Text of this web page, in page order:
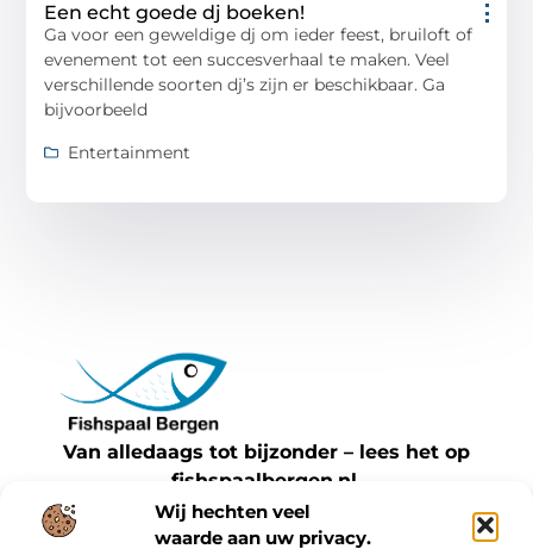
Wij hechten veel
waarde aan uw privacy.
Een echt goede dj boeken!
Ga voor een geweldige dj om ieder feest, bruiloft of
evenement tot een succesverhaal te maken. Veel
verschillende soorten dj’s zijn er beschikbaar. Ga
bijvoorbeeld
Entertainment
Van alledaags tot bijzonder – lees het op
fishspaalbergen.nl.
Ontdek inspirerende blogs en artikelen over
alles wat het dagelijks leven te bieden heeft.